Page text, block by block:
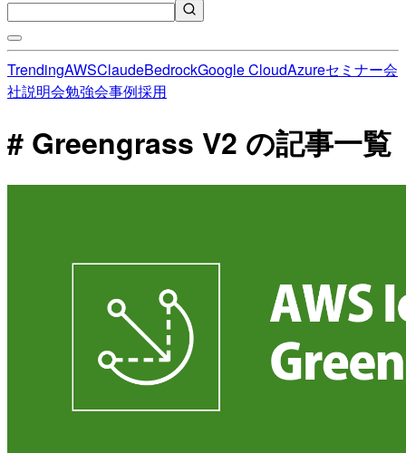
TrendingAWSClaudeBedrockGoogle CloudAzureセミナー会
社説明会勉強会事例採用
# Greengrass V2 の記事一覧